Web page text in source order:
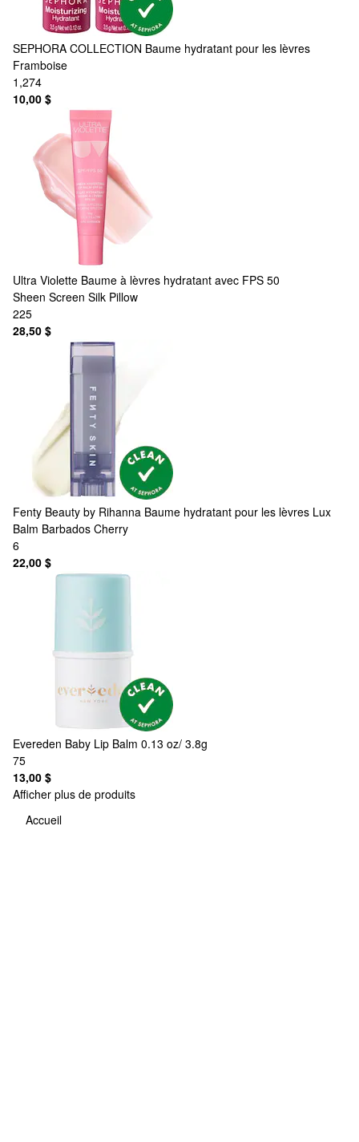
SEPHORA COLLECTION Baume hydratant pour les lèvres
Framboise
1,274
10,00 $
Ultra Violette Baume à lèvres hydratant avec FPS 50
Sheen Screen Silk Pillow
225
28,50 $
Fenty Beauty by Rihanna Baume hydratant pour les lèvres Lux
Balm Barbados Cherry
6
22,00 $
Evereden Baby Lip Balm 0.13 oz/ 3.8g
75
13,00 $
Afficher plus de produits
Accueil